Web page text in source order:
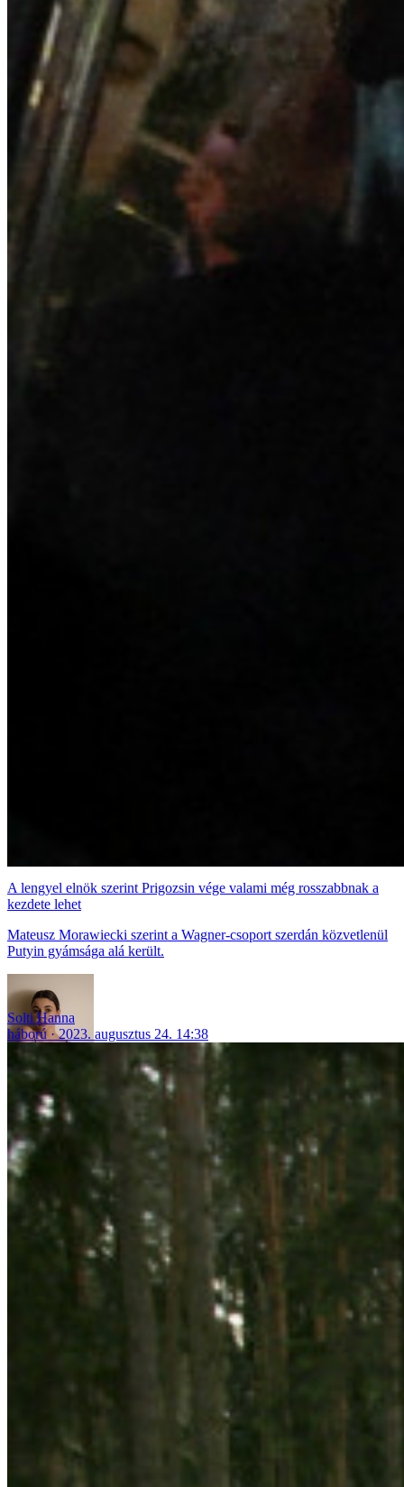
A lengyel elnök szerint Prigozsin vége valami még rosszabbnak a
kezdete lehet
Mateusz Morawiecki szerint a Wagner-csoport szerdán közvetlenül
Putyin gyámsága alá került.
Solti Hanna
háború
2023. augusztus 24. 14:38